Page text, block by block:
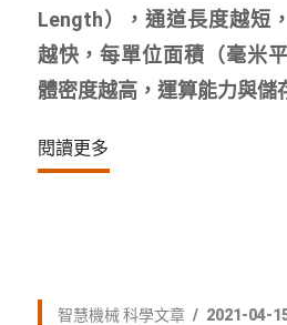
Length），通道長度越短
越快，每單位面積（毫米
體密度越高，運算能力與儲
閱讀更多
智慧機械 科學文章 2021-04-